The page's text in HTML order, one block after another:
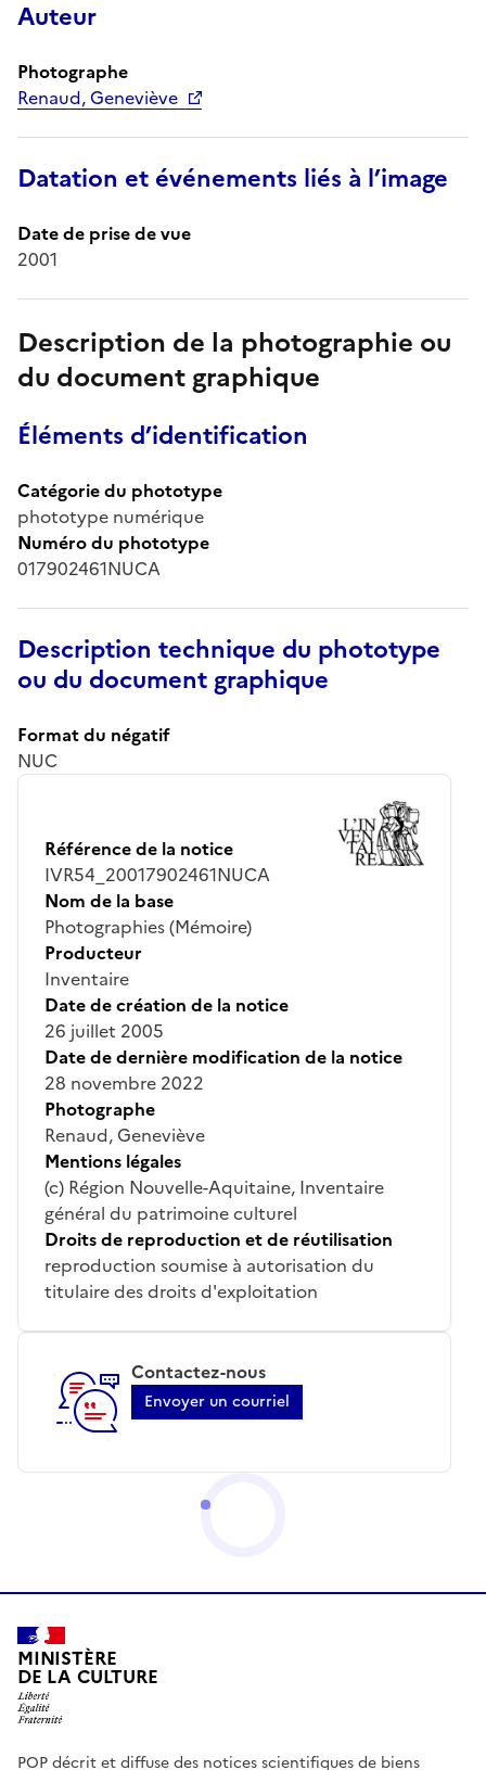
Auteur
Photographe
Renaud, Geneviève
Datation et événements liés à l’image
Date de prise de vue
2001
Description de la photographie ou
du document graphique
Éléments d’identification
Catégorie du phototype
phototype numérique
Numéro du phototype
017902461NUCA
Description technique du phototype
ou du document graphique
Format du négatif
NUC
Référence de la notice
IVR54_20017902461NUCA
Nom de la base
Photographies (Mémoire)
Producteur
Inventaire
Date de création de la notice
26 juillet 2005
Date de dernière modification de la notice
28 novembre 2022
Photographe
Renaud, Geneviève
Mentions légales
(c) Région Nouvelle-Aquitaine, Inventaire
général du patrimoine culturel
Droits de reproduction et de réutilisation
reproduction soumise à autorisation du
titulaire des droits d'exploitation
Contactez-nous
Envoyer un courriel
MINISTÈRE
DE LA CULTURE
POP décrit et diffuse des notices scientifiques de biens